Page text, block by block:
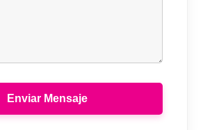
Enviar Mensaje